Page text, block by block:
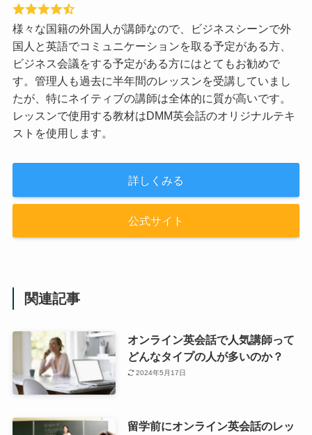
様々な国籍の外国人が講師なので、ビジネスシーンで外
国人と英語でコミュニケーションを取る予定がある方、
ビジネス会議をする予定がある方にはとてもお勧めで
す。管理人も過去に半年間のレッスンを受講していまし
たが、特にネイティブの講師は全体的に質が高いです。
レッスンで使用する教材はDMM英会話のオリジナルテキ
ストを使用します。
詳しくみる
公式サイト
関連記事
オンライン英会話で人気講師って
どんなタイプの人が多いのか？
2024年5月17日
留学前にオンライン英会話のレッ